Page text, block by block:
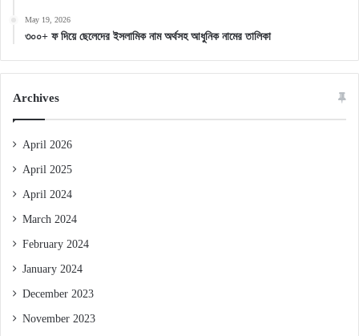
May 19, 2026
৩০০+ ফ দিয়ে ছেলেদের ইসলামিক নাম অর্থসহ আধুনিক নামের তালিকা
Archives
April 2026
April 2025
April 2024
March 2024
February 2024
January 2024
December 2023
November 2023